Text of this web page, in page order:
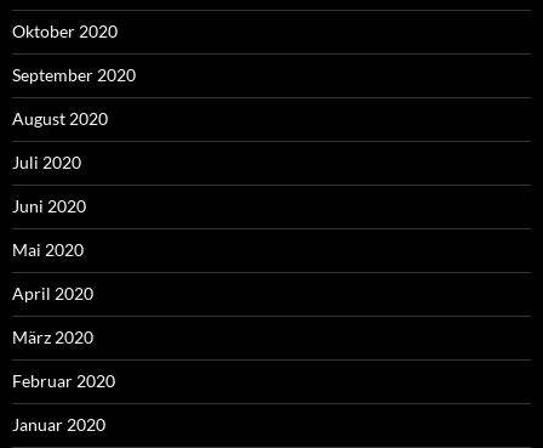
Oktober 2020
September 2020
August 2020
Juli 2020
Juni 2020
Mai 2020
April 2020
März 2020
Februar 2020
Januar 2020